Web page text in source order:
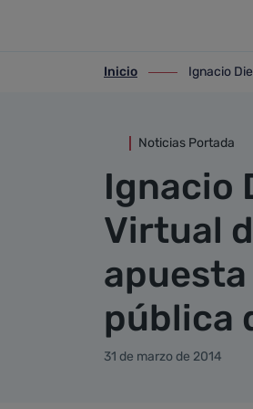
ir-a inicio
Inicio
ir-a Ignacio
Ignacio
Noticias Portada
Ignacio
Virtual
pública
31 de marzo de 2014